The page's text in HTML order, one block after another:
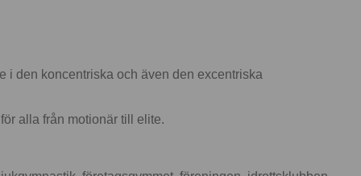
i den koncentriska och även den excentriska
alla från motionär till elite.